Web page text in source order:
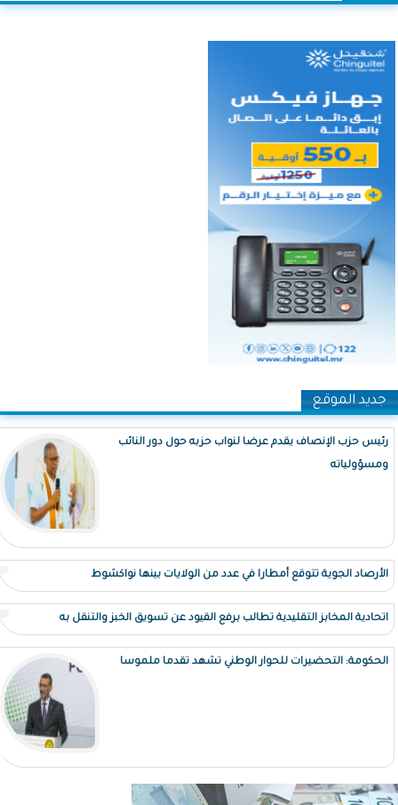
جديد الموقع
رئيس حزب الإنصاف يقدم عرضا لنواب حزبه حول دور النائب
ومسؤولياته
الأرصاد الجوية تتوقع أمطارا في عدد من الولايات بينها نواكشوط
اتحادية المخابز التقليدية تطالب برفع القيود عن تسويق الخبز والتنقل به
الحكومة: التحضيرات للحوار الوطني تشهد تقدما ملموسا